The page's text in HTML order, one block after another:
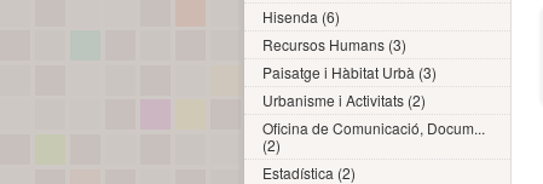
Hisenda (6)
Recursos Humans (3)
Paisatge i Hàbitat Urbà (3)
Urbanisme i Activitats (2)
Oficina de Comunicació, Docum...
(2)
Estadística (2)